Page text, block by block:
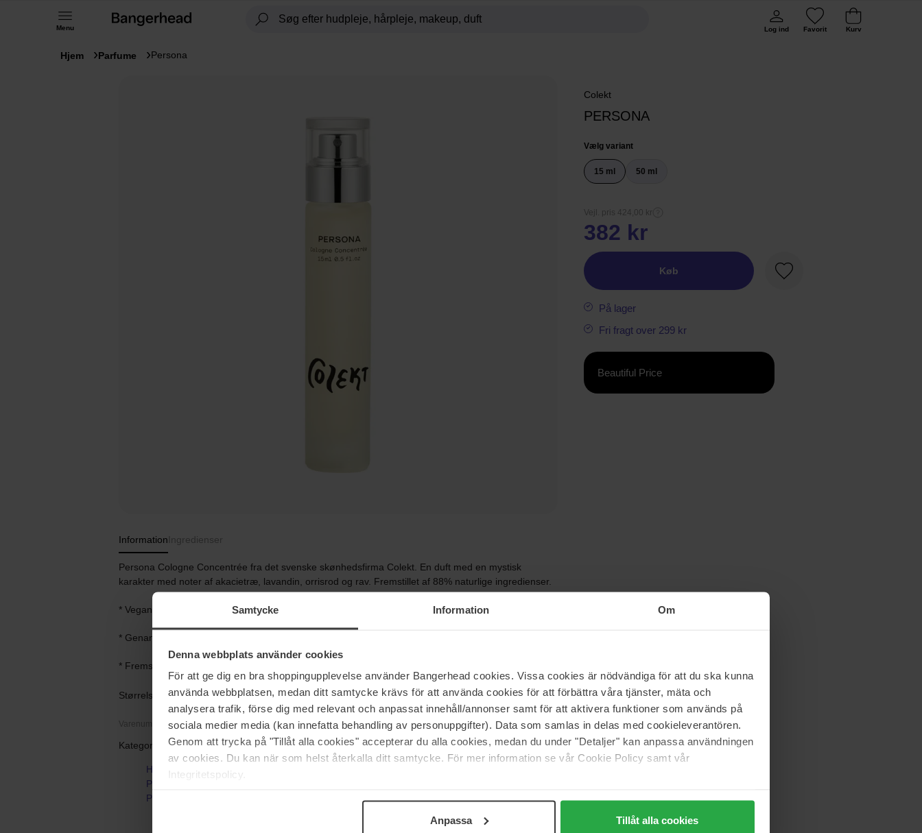
Samtycke Information Om
Denna webbplats använder cookies
För att ge dig en bra shoppingupplevelse använder Bangerhead cookies. Vissa cookies är nödvändiga för att du ska kunna
använda webbplatsen, medan ditt samtycke krävs för att använda cookies för att förbättra våra tjänster, mäta och
analysera trafik, förse dig med relevant och anpassat innehåll/annonser samt för att aktivera funktioner som används på
sociala medier media (kan innefatta behandling av personuppgifter). Data som samlas in delas med cookieleverantören.
Genom att trycka på "Tillåt alla cookies" accepterar du alla cookies, medan du under "Detaljer" kan anpassa användningen
av cookies. Du kan när som helst återkalla ditt samtycke. För mer information se vår Cookie Policy samt vår
Integritetspolicy.
Anpassa Tillåt alla cookies
Menu Log ind Favorit Kurv
Hjem Parfume Persona
Colekt
PERSONA
Vælg variant
15 ml 50 ml
Vejl. pris 424,00 kr
382 kr
Køb
Favorit
På lager
Fri fragt over 299 kr
Beautiful Price
Information Ingredienser
Persona Cologne Concentrée fra det svenske skønhedsfirma Colekt. En duft med en mystisk
karakter med noter af akacietræ, lavandin, orrisrod og rav. Fremstillet af 88% naturlige ingredienser.
* Vegansk.
* Genanvendelig glasflaske, emballage af FSC-mærket karton med design af Acne Brand.
* Fremstillet i Frankrig
Størrelse: 15 ml
Varenummer: 201136
Kategorier:
Hjem
Parfume
Persona